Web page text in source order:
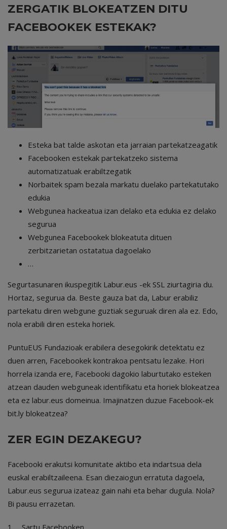
ZERGATIK BLOKEATZEN DITU
FACEBOOKEK ESTEKAK?
Esteka bat talde askotan eta jarraian partekatzeagatik
Facebooken estekak partekatzeko sistema
automatizatuak erabiltzegatik
Norbaitek spam bezala markatu duelako partekatutako
edukia
Webgunea hackeatua izan delako eta edukia ez delako
segurua
Webgunea Facebookek blokeatuta dituen
zerbitzarietan ostatatua dagoelako
…
Segurtasunaren ikuspegitik Labur.eus -ek SSL ziurtagiria du.
Hortaz, segurua da. Beste gauza bat da, Labur erabiliz
partekatu diren webgune guztiak seguruak diren ala ez. Edo,
nola erabili diren esteka horiek.
PuntuEUS Fundazioak erabilera desegokirik detektatu ez
duen arren, Facebookek kontrakoa pentsatu lezake. Hori
horrela izanda ere, Facebooki dagokio laburtutako esteken
atzean dauden webguneak identifikatu eta horiek blokeatzea
eta ez labur.eus domeinua. Imajinatzen duzue Facebook-ek
bit.ly blokeatzea?
ZER EGIN DEZAKEGU?
Facebooki erakutsi komunitate aktibo eta indartsua dela
euskal erabiltzaileena. Esan diezaiogun erratuta dagoela,
Labur.eus segurua izateaz gain nahi eta behar dugula. Nola?
Bi pausu errazetan.